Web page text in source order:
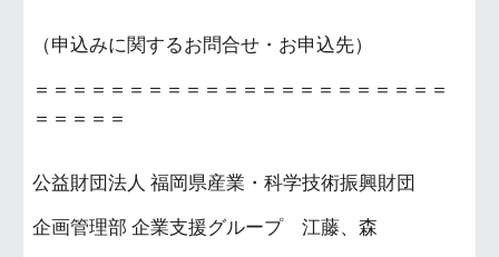
（申込みに関するお問合せ・お申込先）
＝＝＝＝＝＝＝＝＝＝＝＝＝＝＝＝＝＝＝＝＝＝
＝＝＝＝＝
公益財団法人 福岡県産業・科学技術振興財団
企画管理部 企業支援グループ 江藤、森